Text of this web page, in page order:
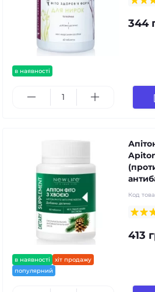
в наявності
344
в наявності
хіт продажу
популярний
Код
413